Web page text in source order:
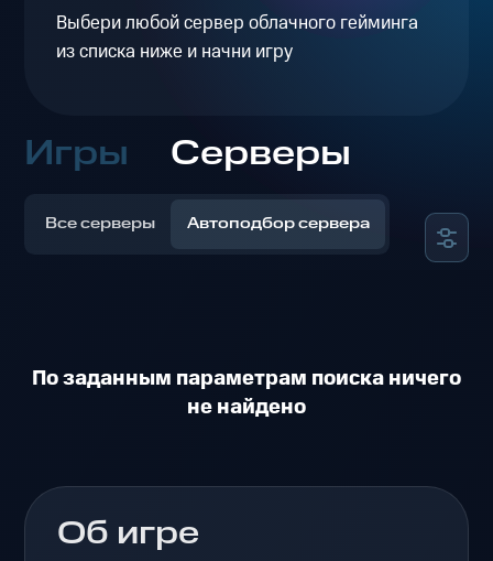
Выбери любой сервер облачного гейминга
из списка ниже и начни игру
Игры Серверы
Все серверы Автоподбор сервера
По заданным параметрам поиска ничего
не найдено
Об игре